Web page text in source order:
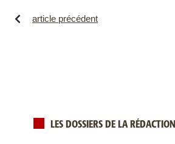
article précédent
LES DOSSIERS DE LA RÉDACTION